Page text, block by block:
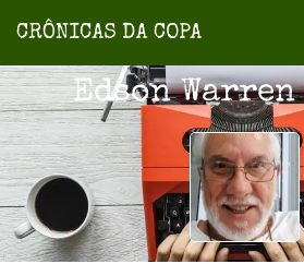
Edson Warren